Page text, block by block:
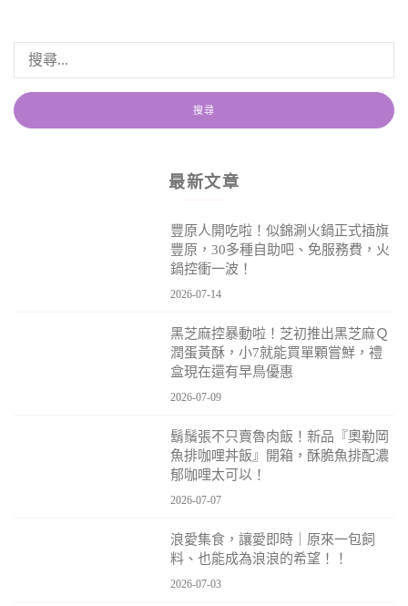
最新文章
豐原人開吃啦！似錦涮火鍋正式插旗
豐原，30多種自助吧、免服務費，火
鍋控衝一波！
2026-07-14
黑芝麻控暴動啦！芝初推出黑芝麻Ｑ
潤蛋黃酥，小7就能買單顆嘗鮮，禮
盒現在還有早鳥優惠
2026-07-09
鬍鬚張不只賣魯肉飯！新品『奧勒岡
魚排咖哩丼飯』開箱，酥脆魚排配濃
郁咖哩太可以！
2026-07-07
浪愛集食，讓愛即時｜原來一包飼
料、也能成為浪浪的希望！！
2026-07-03